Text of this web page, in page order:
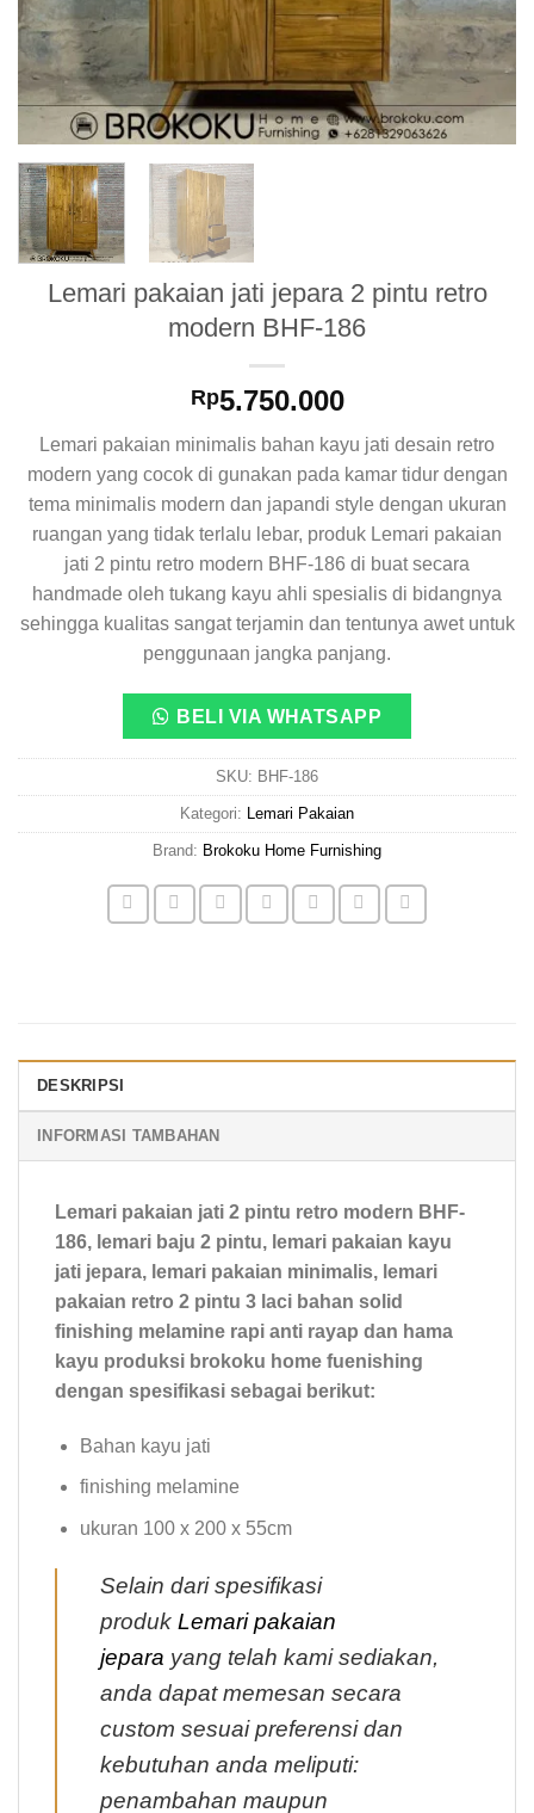
Lemari pakaian jati jepara 2 pintu retro
modern BHF-186
Rp5.750.000
Lemari pakaian minimalis bahan kayu jati desain retro
modern yang cocok di gunakan pada kamar tidur dengan
tema minimalis modern dan japandi style dengan ukuran
ruangan yang tidak terlalu lebar, produk Lemari pakaian
jati 2 pintu retro modern BHF-186 di buat secara
handmade oleh tukang kayu ahli spesialis di bidangnya
sehingga kualitas sangat terjamin dan tentunya awet untuk
penggunaan jangka panjang.
BELI VIA WHATSAPP
SKU: BHF-186
Kategori: Lemari Pakaian
Brand: Brokoku Home Furnishing
DESKRIPSI
INFORMASI TAMBAHAN
Lemari pakaian jati 2 pintu retro modern BHF-
186, lemari baju 2 pintu, lemari pakaian kayu
jati jepara, lemari pakaian minimalis, lemari
pakaian retro 2 pintu 3 laci bahan solid
finishing melamine rapi anti rayap dan hama
kayu produksi brokoku home fuenishing
dengan spesifikasi sebagai berikut:
Bahan kayu jati
finishing melamine
ukuran 100 x 200 x 55cm
Selain dari spesifikasi
produk Lemari pakaian
jepara yang telah kami sediakan,
anda dapat memesan secara
custom sesuai preferensi dan
kebutuhan anda meliputi:
penambahan maupun